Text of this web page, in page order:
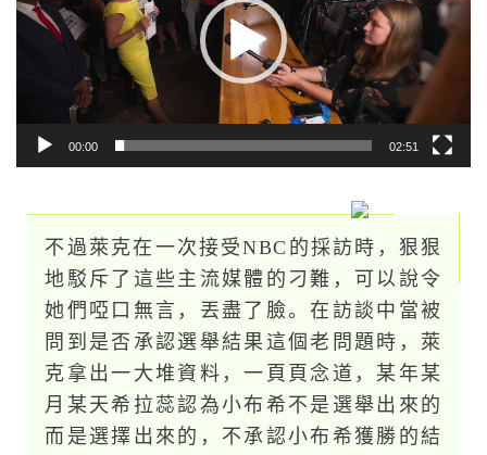
放
00:00 02:51
不過萊克在一次接受NBC的採訪時，狠狠
地駁斥了這些主流媒體的刁難，可以說令
她們啞口無言，丟盡了臉。在訪談中當被
問到是否承認選舉結果這個老問題時，萊
克拿出一大堆資料，一頁頁念道，某年某
月某天希拉蕊認為小布希不是選舉出來的
而是選擇出來的，不承認小布希獲勝的結